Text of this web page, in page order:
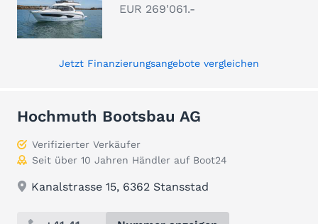
EUR 269'061.-
Jetzt Finanzierungsangebote vergleichen
Hochmuth Bootsbau AG
Verifizierter Verkäufer
Seit über 10 Jahren Händler auf Boot24
Kanalstrasse 15, 6362 Stansstad